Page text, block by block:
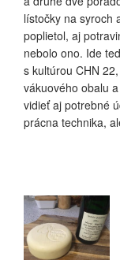
lístočky na syroch
poplietol, aj
nebolo ono. Ide
s kultúrou CHN
vákuového obalu
vidieť aj potrebné
prácna technika,